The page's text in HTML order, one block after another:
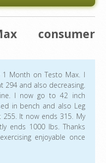
consumer
Month on Testo Max. I
294 and also decreasing.
I now go to 42 inch
in bench and also Leg
255. It now ends 315. My
ends 1000 lbs. Thanks
enjoyable once